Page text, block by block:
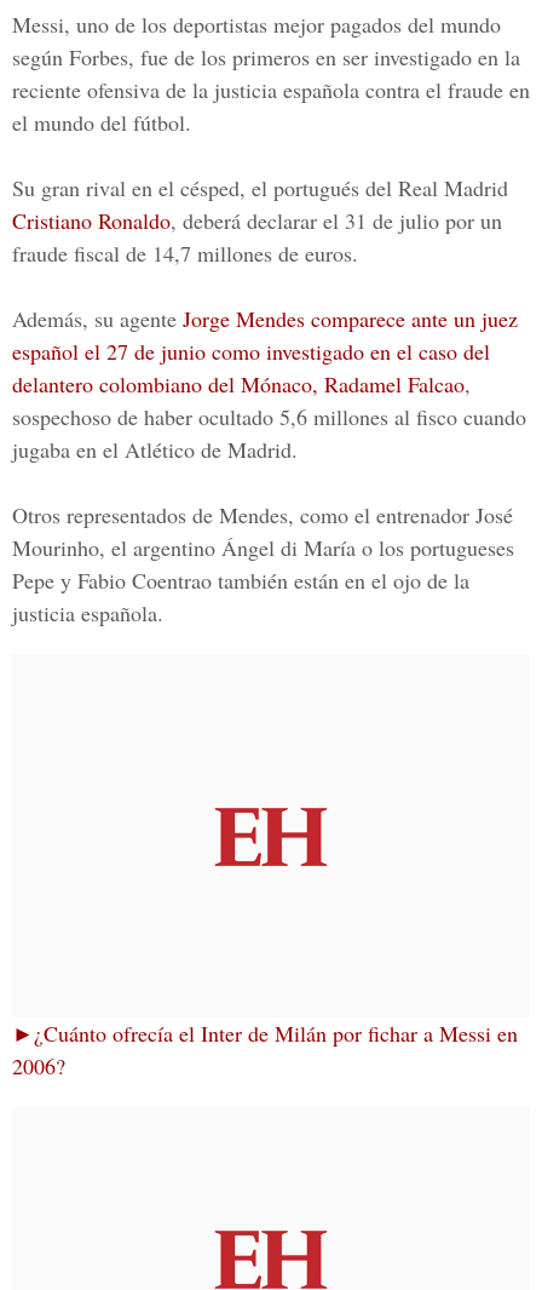
Messi, uno de los deportistas mejor pagados del mundo
según Forbes, fue de los primeros en ser investigado en la
reciente ofensiva de la justicia española contra el fraude en
el mundo del fútbol.
Su gran rival en el césped, el portugués del Real Madrid
Cristiano Ronaldo, deberá declarar el 31 de julio por un
fraude fiscal de 14,7 millones de euros.
Además, su agente Jorge Mendes comparece ante un juez
español el 27 de junio como investigado en el caso del
delantero colombiano del Mónaco, Radamel Falcao,
sospechoso de haber ocultado 5,6 millones al fisco cuando
jugaba en el Atlético de Madrid.
Otros representados de Mendes, como el entrenador José
Mourinho, el argentino Ángel di María o los portugueses
Pepe y Fabio Coentrao también están en el ojo de la
justicia española.
►¿Cuánto ofrecía el Inter de Milán por fichar a Messi en
2006?